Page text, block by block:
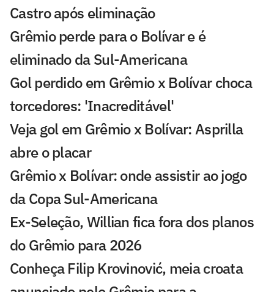
Castro após eliminação
Grêmio perde para o Bolívar e é
eliminado da Sul-Americana
Gol perdido em Grêmio x Bolívar choca
torcedores: 'Inacreditável'
Veja gol em Grêmio x Bolívar: Asprilla
abre o placar
Grêmio x Bolívar: onde assistir ao jogo
da Copa Sul-Americana
Ex-Seleção, Willian fica fora dos planos
do Grêmio para 2026
Conheça Filip Krovinović, meia croata